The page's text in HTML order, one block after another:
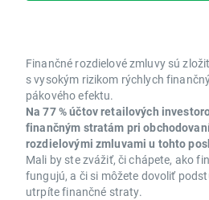
Finančné rozdielové zmluvy sú
s vysokým rizikom rýchlych
pákového efektu.
Na 77 % účtov retailových
finančným stratám pri
rozdielovými zmluvami u tohto
Mali by ste zvážiť, či chápete, ako
fungujú, a či si môžete dovoliť
utrpíte finančné straty.